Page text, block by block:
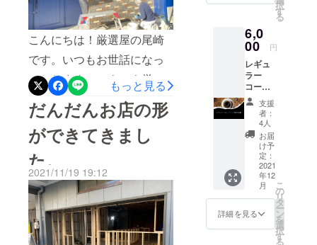
しゃいます。ぜひご来店時
にご覧になってみてくださ
い。実にいい感じですよ！
プレートは店が残っている
限り貼り続けている予定で
す。コーヒーチケットもご
ざいますので、ぜひいつで
もお立ち寄りくださいね！
今後ともよろしくお願いい
たします！
しゃったので本当にありが
たいです。今年は1月は4日
から継続プレオープンを致
します。プレオープン期間
は4月まで！です。その間に
色々とお客様にご指導をい
ただきながら良いお店を作
り上げていくつもりです。
ぜひともご来店を頂いてい
ろいろと教えていただけれ
ば幸いです。また、よろし
ければ厳選屋アプリ（会員
こんにちは！厳選屋の尾崎
です。いつもお世話になっ
ております！いよいよ厳選
屋の完成が見えてきまし
た！完全に完成まであと２
～３日はかかるということ
ですが、これでなんとか年
内のオープンはできそうで
す。今の所厳選屋は12月30
日にそーっとプレオープン
をする予定です。30日は
もっと見る
だんだんお店の形
ができてきまし
た。
2021/11/19 19:12
と思い
そんな
あなた
のため
に店長
からの
お礼＆
近況の
メール
が届き
ます。
択
す
る
6,0
00 円
レギュ
ラー
コー
ヒー1ヶ
月飲み
放題チ
ケット
（ご本
人の
み）＋
お礼の
メール
＊コー
ヒーは
営業日
の営業
支援
者：
4人
お届
け予
定：
2021
年12
月
詳細を見る
こ
の
リ
タ
ー
ン
を
選
択
す
る